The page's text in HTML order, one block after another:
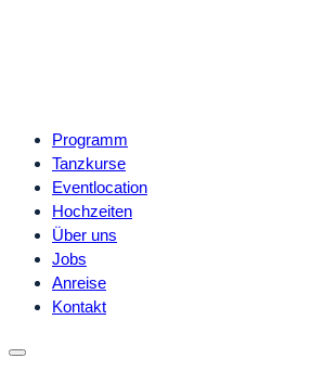
Programm
Tanzkurse
Eventlocation
Hochzeiten
Über uns
Jobs
Anreise
Kontakt